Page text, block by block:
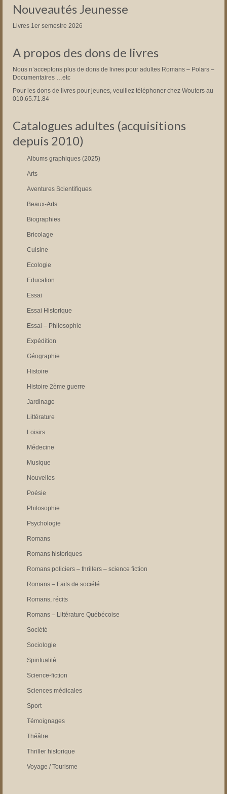
Nouveautés Jeunesse
Livres 1er semestre 2026
A propos des dons de livres
Nous n’acceptons plus de dons de livres pour adultes Romans – Polars –
Documentaires …etc
Pour les dons de livres pour jeunes, veuillez téléphoner chez Wouters au
010.65.71.84
Catalogues adultes (acquisitions
depuis 2010)
Albums graphiques (2025)
Arts
Aventures Scientifiques
Beaux-Arts
Biographies
Bricolage
Cuisine
Ecologie
Education
Essai
Essai Historique
Essai – Philosophie
Expédition
Géographie
Histoire
Histoire 2ème guerre
Jardinage
Littérature
Loisirs
Médecine
Musique
Nouvelles
Poésie
Philosophie
Psychologie
Romans
Romans historiques
Romans policiers – thrillers – science fiction
Romans – Faits de société
Romans, récits
Romans – Littérature Québécoise
Société
Sociologie
Spiritualité
Science-fiction
Sciences médicales
Sport
Témoignages
Théâtre
Thriller historique
Voyage / Tourisme